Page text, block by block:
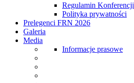
Regulamin Konferencji
Polityka prywatności
Prelegenci FRN 2026
Galeria
Media
Informacje prasowe